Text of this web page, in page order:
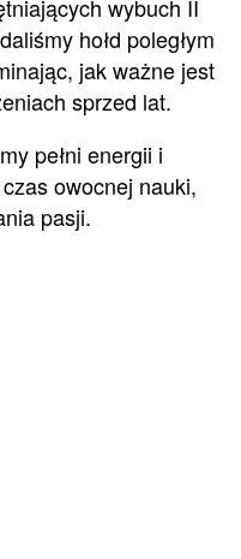
wybuch II
hołd poległym
jak ważne jest
sprzed lat.
pełni energii i
owocnej nauki,
pasji.